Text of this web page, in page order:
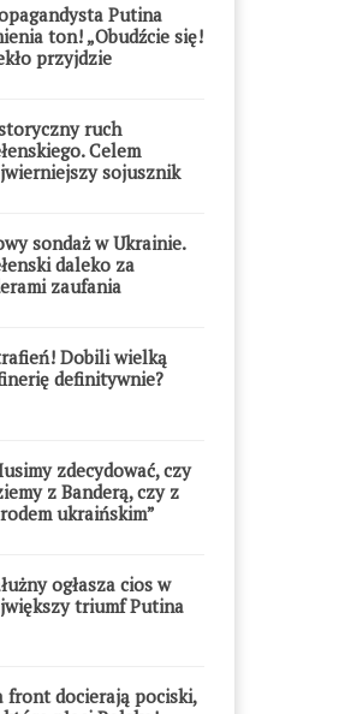
Putina
ton! „Obudźcie się!
przyjdzie
ruch
Celem
sojusznik
sondaż w Ukrainie.
daleko za
zaufania
Dobili wielką
definitywnie?
zdecydować, czy
z Banderą, czy z
ukraińskim”
ogłasza cios w
triumf Putina
front docierają pociski,